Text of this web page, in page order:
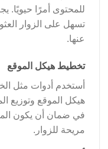
للمحتوى أمرًا حيويًا.
تسهل على الزوار
عنها.
تخطيط هيكل الموقع
أستخدم أدوات مثل
هيكل الموقع وتوزيع
في ضمان أن يكون
مريحة للزوار.